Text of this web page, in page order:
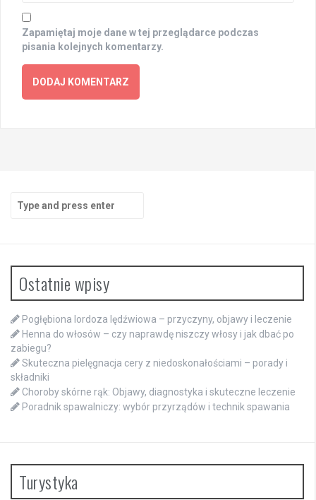
Zapamiętaj moje dane w tej przeglądarce podczas
pisania kolejnych komentarzy.
Search
for:
Ostatnie wpisy
Pogłębiona lordoza lędźwiowa – przyczyny, objawy i leczenie
Henna do włosów – czy naprawdę niszczy włosy i jak dbać po
zabiegu?
Skuteczna pielęgnacja cery z niedoskonałościami – porady i
składniki
Choroby skórne rąk: Objawy, diagnostyka i skuteczne leczenie
Poradnik spawalniczy: wybór przyrządów i technik spawania
Turystyka